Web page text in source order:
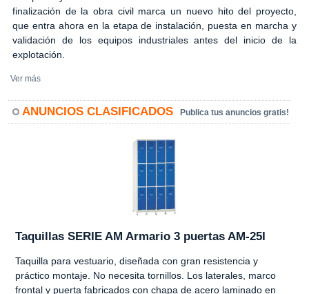
finalización de la obra civil marca un nuevo hito del proyecto,
que entra ahora en la etapa de instalación, puesta en marcha y
validación de los equipos industriales antes del inicio de la
explotación.
Ver más
ANUNCIOS CLASIFICADOS Publica tus anuncios gratis!
Taquillas SERIE AM Armario 3 puertas AM-25I
Taquilla para vestuario, diseñada con gran resistencia y
práctico montaje. No necesita tornillos. Los laterales, marco
frontal y puerta fabricados con chapa de acero laminado en